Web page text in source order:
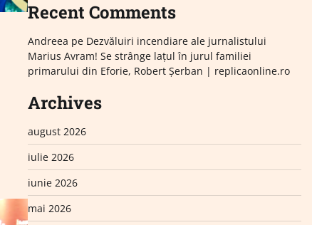
Recent Comments
Andreea pe Dezvăluiri incendiare ale jurnalistului
Marius Avram! Se strânge lațul în jurul familiei
primarului din Eforie, Robert Șerban | replicaonline.ro
Archives
august 2026
iulie 2026
iunie 2026
mai 2026